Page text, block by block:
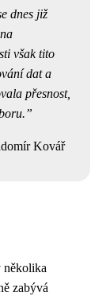
dnes již
však tito
dat a
přesnost,
Kovář
několika
zabývá